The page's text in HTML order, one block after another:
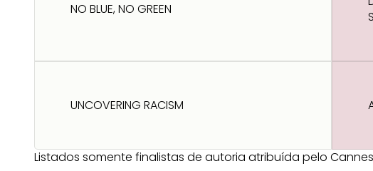
NO BLUE, NO GREEN
UNCOVERING RACISM
Listados somente finalistas de autoria atribuída pelo